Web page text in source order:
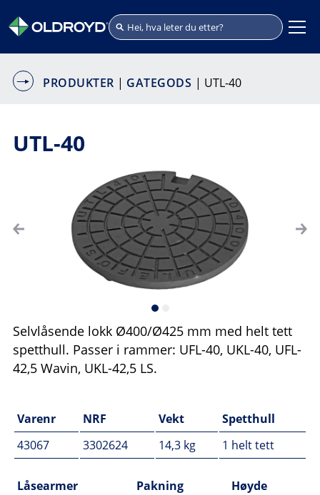
PRODUKTER | GATEGODS | UTL-40
UTL-40
Selvlåsende lokk Ø400/Ø425 mm med helt tett
spetthull. Passer i rammer: UFL-40, UKL-40, UFL-
42,5 Wavin, UKL-42,5 LS.
Varenr NRF Vekt
Spetthull
43067
3302624 14,3 kg 1 helt tett
Låsearmer Pakning
Høyde